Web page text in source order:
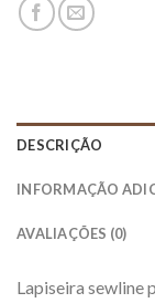
DESCRIÇÃO
INFORMAÇÃO
AVALIAÇÕES (0)
Lapiseira sewline